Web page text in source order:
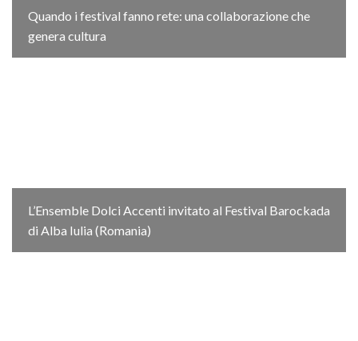
Quando i festival fanno rete: una collaborazione che
genera cultura
L’Ensemble Dolci Accenti invitato al Festival Barockada
di Alba Iulia (Romania)